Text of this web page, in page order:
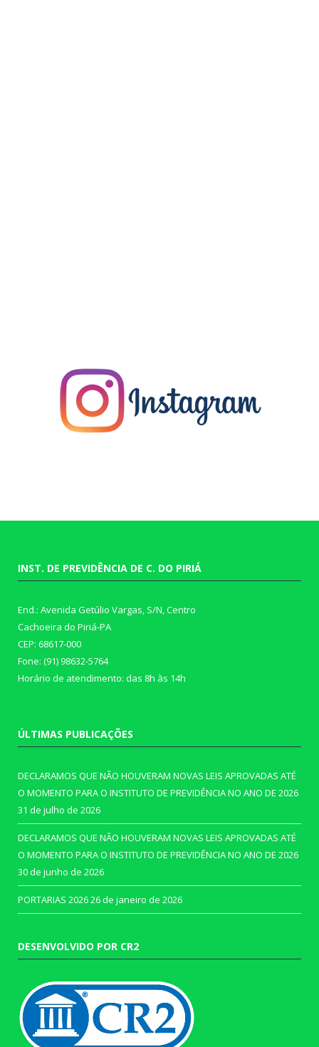
INST. DE PREVIDÊNCIA DE C. DO PIRIÁ
End.: Avenida Getúlio Vargas, S/N, Centro
Cachoeira do Piriá-PA
CEP: 68617-000
Fone: (91) 98632-5764
Horário de atendimento: das 8h às 14h
ÚLTIMAS PUBLICAÇÕES
DECLARAMOS QUE NÃO HOUVERAM NOVAS LEIS APROVADAS ATÉ
O MOMENTO PARA O INSTITUTO DE PREVIDÊNCIA NO ANO DE 2026
31 de julho de 2026
DECLARAMOS QUE NÃO HOUVERAM NOVAS LEIS APROVADAS ATÉ
O MOMENTO PARA O INSTITUTO DE PREVIDÊNCIA NO ANO DE 2026
30 de junho de 2026
PORTARIAS 202626 de janeiro de 2026
DESENVOLVIDO POR CR2